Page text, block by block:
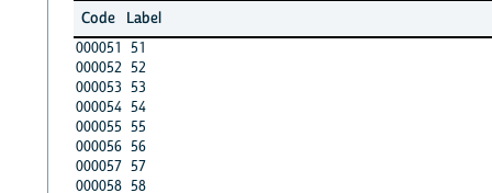
Code
Label
000051 51
000052 52
000053 53
000054 54
000055 55
000056 56
000057 57
000058 58